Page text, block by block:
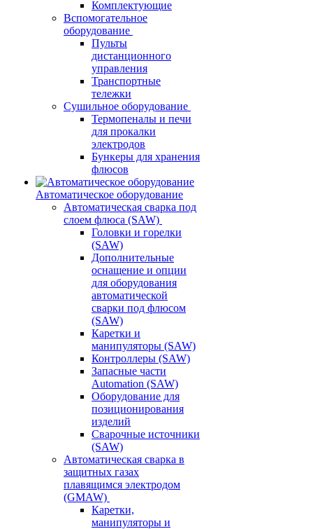
Комплектующие
Вспомогательное
оборудование
Пульты
дистанционного
управления
Транспортные
тележки
Сушильное оборудование
Термопеналы и печи
для прокалки
электродов
Бункеры для хранения
флюсов
Автоматическое оборудование
Автоматическая сварка под
слоем флюса (SAW)
Головки и горелки
(SAW)
Дополнительные
оснащение и опции
для оборудования
автоматической
сварки под флюсом
(SAW)
Каретки и
манипуляторы (SAW)
Контроллеры (SAW)
Запасные части
Automation (SAW)
Оборудование для
позиционирования
изделий
Сварочные источники
(SAW)
Автоматическая сварка в
защитных газах
плавящимся электродом
(GMAW)
Каретки,
манипуляторы и